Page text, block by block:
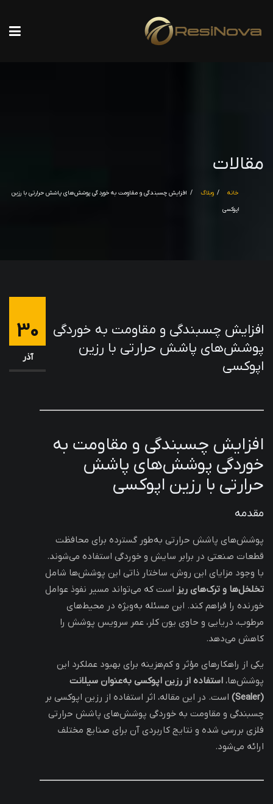
مقالات
خانه وبلاگ افزایش چسبندگی و مقاومت به خوردگی پوشش‌های پاشش حرارتی با رزین
اپوکسی
افزایش چسبندگی و مقاومت به خوردگی
پوشش‌های پاشش حرارتی با رزین
اپوکسی
افزایش چسبندگی و مقاومت به
خوردگی پوشش‌های پاشش
حرارتی با رزین اپوکسی
مقدمه
پوشش‌های پاشش حرارتی به‌طور گسترده برای محافظت
قطعات صنعتی در برابر سایش و خوردگی استفاده می‌شوند.
با وجود مزایای این روش، ساختار ذاتی این پوشش‌ها شامل
تخلخل‌ها و ترک‌های ریز است که می‌تواند مسیر نفوذ عوامل
خورنده را فراهم کند. این مسئله به‌ویژه در محیط‌های
مرطوب، دریایی و حاوی یون کلر، عمر سرویس پوشش را
کاهش می‌دهد.
یکی از راهکارهای مؤثر و کم‌هزینه برای بهبود عملکرد این
پوشش‌ها، استفاده از رزین اپوکسی به‌عنوان سیلانت
(Sealer)
است. در این مقاله، اثر استفاده از رزین اپوکسی بر
چسبندگی و مقاومت به خوردگی پوشش‌های پاشش حرارتی
فلزی بررسی شده و نتایج کاربردی آن برای صنایع مختلف
ارائه می‌شود.
30
آذر